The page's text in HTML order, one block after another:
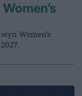
Women’s